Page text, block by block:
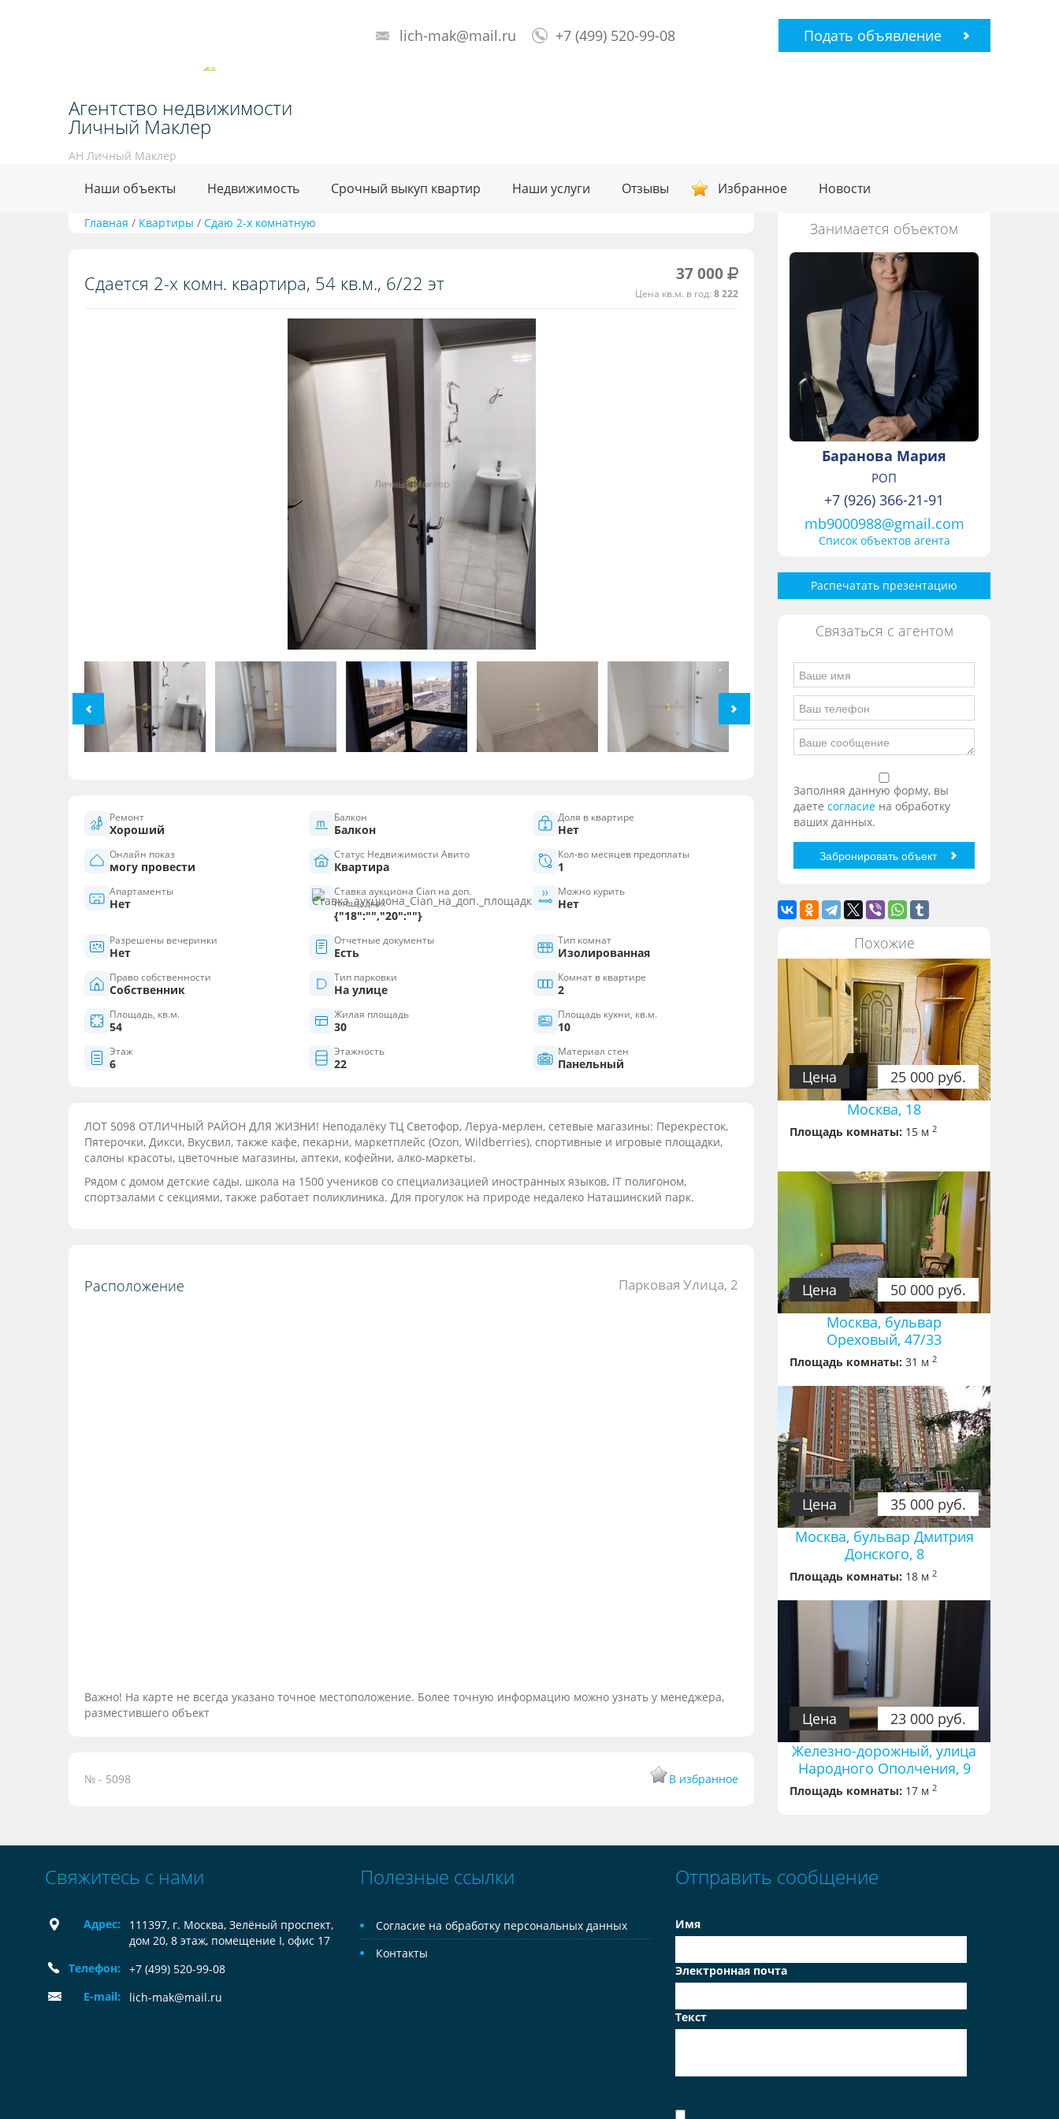
Агентство недвижимости
Личный Маклер
АН Личный Маклер
lich-mak@mail.ru +7 (499) 520-99-08 Подать объявление
Наши объекты Недвижимость Срочный выкуп квартир Наши услуги Отзывы Избранное Новости
Главная / Квартиры / Сдаю 2-х комнатную
Сдается 2-х комн. квартира, 54 кв.м., 6/22 эт 37 000
Цена кв.м. в год: 8 222
Ремонт
Хороший
Балкон
Балкон
Доля в квартире
Нет
Онлайн показ
могу провести
Статус Недвижимости Авито
Квартира
Кол-во месяцев предоплаты
1
Апартаменты
Нет
Ставка аукциона Cian на доп.
площадках
{"18":"","20":""}
Можно курить
Нет
Разрешены вечеринки
Нет
Отчетные документы
Есть
Тип комнат
Изолированная
Право собственности
Собственник
Тип парковки
На улице
Комнат в квартире
2
Площадь, кв.м.
54
Жилая площадь
30
Площадь кухни, кв.м.
10
Этаж
6
Этажность
22
Материал стен
Панельный
ЛОТ 5098 ОТЛИЧНЫЙ РАЙОН ДЛЯ ЖИЗНИ! Неподалёку ТЦ Светофор, Леруа-мерлен, сетевые магазины: Перекресток,
Пятерочки, Дикси, Вкусвил, также кафе, пекарни, маркетплейс (Ozon, Wildberries), спортивные и игровые площадки,
салоны красоты, цветочные магазины, аптеки, кофейни, алко-маркеты.
Рядом с домом детские сады, школа на 1500 учеников со специализацией иностранных языков, IT полигоном,
спортзалами с секциями, также работает поликлиника. Для прогулок на природе недалеко Наташинский парк.
Расположение Парковая Улица, 2
Важно! На карте не всегда указано точное местоположение. Более точную информацию можно узнать у менеджера,
разместившего объект
№ - 5098 В избранное
Занимается объектом
Баранова Мария
РОП
+7 (926) 366-21-91
mb9000988@gmail.com
Список объектов агента
Распечатать презентацию
Связаться с агентом
Заполняя данную форму, вы
даете согласие на обработку
ваших данных.
Похожие
25 000 руб.
Цена
Москва, 18
Площадь комнаты: 15 м 2
50 000 руб.
Цена
Москва, бульвар
Ореховый, 47/33
Площадь комнаты: 31 м 2
35 000 руб.
Цена
Москва, бульвар Дмитрия
Донского, 8
Площадь комнаты: 18 м 2
23 000 руб.
Цена
Железно-дорожный, улица
Народного Ополчения, 9
Площадь комнаты: 17 м 2
Свяжитесь с нами
Адрес:
111397, г. Москва, Зелёный проспект,
дом 20, 8 этаж, помещение I, офис 17
Телефон:
+7 (499) 520-99-08
E-mail:
lich-mak@mail.ru
Полезные ссылки
Согласие на обработку персональных данных
Контакты
Отправить сообщение
Имя
Электронная почта
Текст